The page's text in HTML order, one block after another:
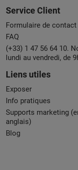
Service Client
Formulaire de contact
FAQ
(+33) 1 47 56 64 10.
lundi au vendredi, de
Liens utiles
Exposer
Info pratiques
Supports marketing
anglais)
Blog